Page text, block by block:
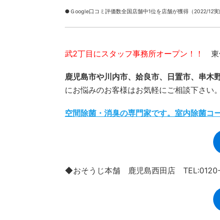
●Ｇoogle口コミ評価数全国店舗中1位を店舗が獲得（2022/12実
武2丁目にスタッフ事務所オープン！！ 東
鹿児島市や川内市、姶良市、日置市、串木
にお悩みのお客様はお気軽にご相談下さい
空間除菌・消臭の専門家です。室内除菌コ
◆おそうじ本舗 鹿児島西田店